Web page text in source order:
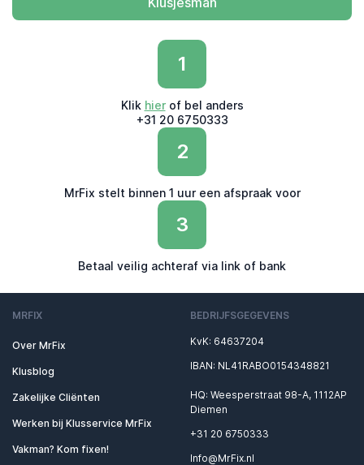
1
Klik hierof bel anders
+31 20 6750333
2
MrFix stelt binnen 1 uur een afspraak voor
3
Betaal veilig achteraf via link of bank
MRFIX
Over MrFix
Klusblog
Zakelijke Cliënten
Werken bij Klusservice MrFix
Vakman? Kom fixen!
BEDRIJFSGEGEVENS
KvK: 64637204
IBAN: NL41RABO0154348821
HQ: Weesperstraat 98-A, 1112AP
Diemen
+31 20 6750333
Info@MrFix.nl